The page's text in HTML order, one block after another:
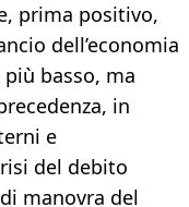
prima positivo,
dell’economia
basso, ma
in
e
del debito
manovra del